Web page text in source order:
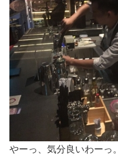
やーっ、気分良いわーっ。